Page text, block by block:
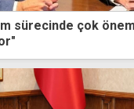
sürecinde çok